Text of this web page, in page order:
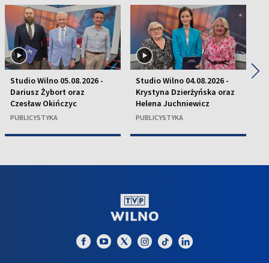
Studio Wilno 05.08.2026 -
Dariusz Żybort oraz
Czesław Okińczyc
PUBLICYSTYKA
Studio Wilno 04.08.2026 -
Krystyna Dzierżyńska oraz
Helena Juchniewicz
PUBLICYSTYKA
▶